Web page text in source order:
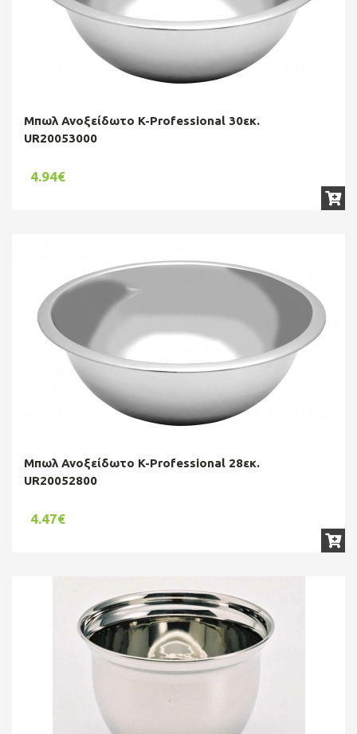
Μπωλ Ανοξείδωτο K-Professional 30εκ.
UR20053000
4.94€
Μπωλ Ανοξείδωτο K-Professional 28εκ.
UR20052800
4.47€